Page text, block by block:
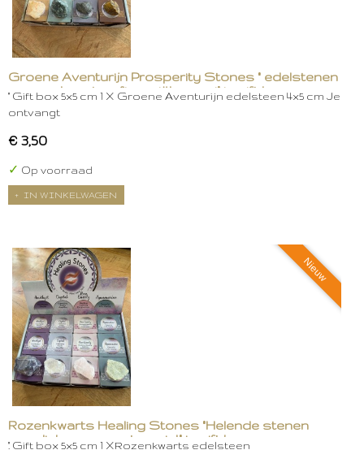
Groene Aventurijn Prosperity Stones " edelstenen
voor welvaart en financiële groei" in gift box
" Gift box 5x5 cm 1 X Groene Aventurijn edelsteen 4x5 cm Je
ontvangt
€ 3,50
✓ Op voorraad
IN WINKELWAGEN
Nieuw
Rozenkwarts Healing Stones "Helende stenen
voor lichaam, geest en ziel." in gift box
." Gift box 5x5 cm 1 XRozenkwarts edelsteen